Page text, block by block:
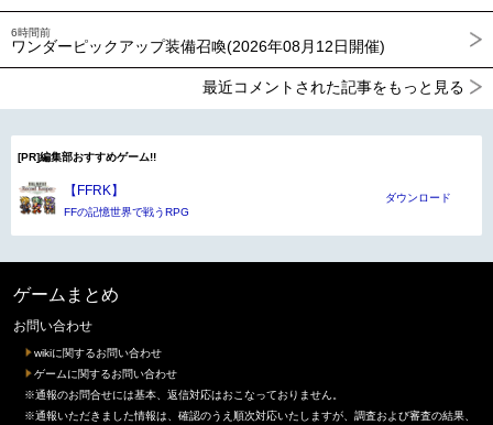
6時間前
ワンダーピックアップ装備召喚(2026年08月12日開催)
最近コメントされた記事をもっと見る
[PR]編集部おすすめゲーム!!
【FFRK】
FFの記憶世界で戦うRPG
ダウンロード
ゲームまとめ
お問い合わせ
wikiに関するお問い合わせ
ゲームに関するお問い合わせ
※通報のお問合せには基本、返信対応はおこなっておりません。
※通報いただきました情報は、確認のうえ順次対応いたしますが、調査および審査の結果、